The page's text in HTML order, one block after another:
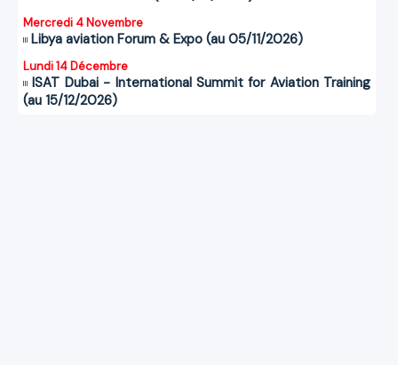
Mercredi 4 Novembre
Libya aviation Forum & Expo (au 05/11/2026)
Lundi 14 Décembre
ISAT Dubai - International Summit for Aviation Training
(au 15/12/2026)